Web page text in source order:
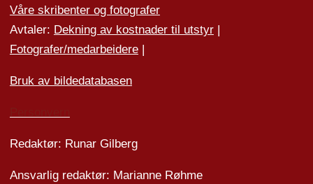
Våre skribenter og fotografer
Avtaler: Dekning av kostnader til utstyr|
Fotografer/medarbeidere|
Bruk av bildedatabasen
Redaktør: Runar Gilberg
Ansvarlig redaktør: Marianne Røhme